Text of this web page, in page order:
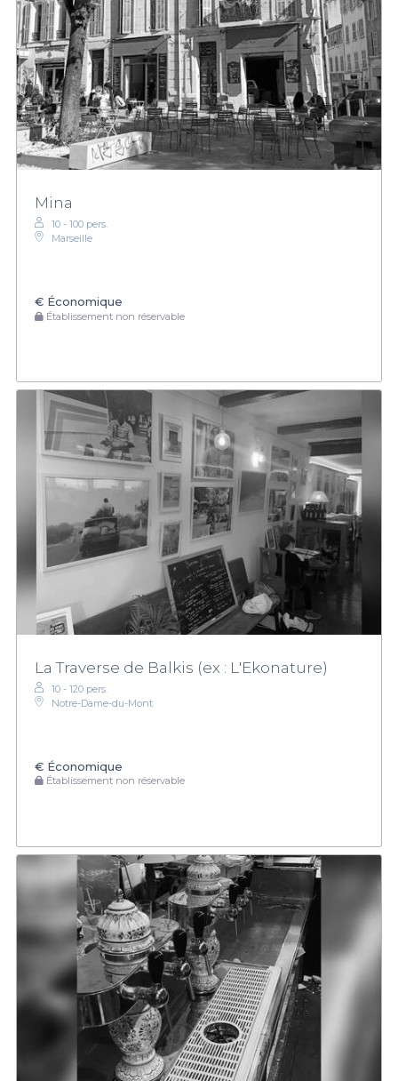
Mina
10 - 100 pers.
Marseille
€ Économique
Établissement non réservable
La Traverse de Balkis (ex : L'Ekonature)
10 - 120 pers.
Notre-Dame-du-Mont
€ Économique
Établissement non réservable